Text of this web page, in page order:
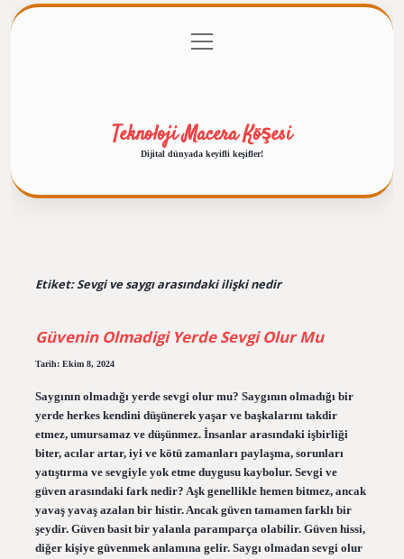
Gizlilik Politikası
menüyü
aç
Teknoloji Macera Köşesi
Dijital dünyada keyifli keşifler!
Etiket:Sevgi ve saygı arasındaki ilişki nedir
Güvenin Olmadigi Yerde Sevgi Olur Mu
Tarih: Ekim 8, 2024
Saygının olmadığı yerde sevgi olur mu? Saygının olmadığı bir
yerde herkes kendini düşünerek yaşar ve başkalarını takdir
etmez, umursamaz ve düşünmez. İnsanlar arasındaki işbirliği
biter, acılar artar, iyi ve kötü zamanları paylaşma, sorunları
yatıştırma ve sevgiyle yok etme duygusu kaybolur. Sevgi ve
güven arasındaki fark nedir? Aşk genellikle hemen bitmez, ancak
yavaş yavaş azalan bir histir. Ancak güven tamamen farklı bir
şeydir. Güven basit bir yalanla paramparça olabilir. Güven hissi,
diğer kişiye güvenmek anlamına gelir. Saygı olmadan sevgi olur